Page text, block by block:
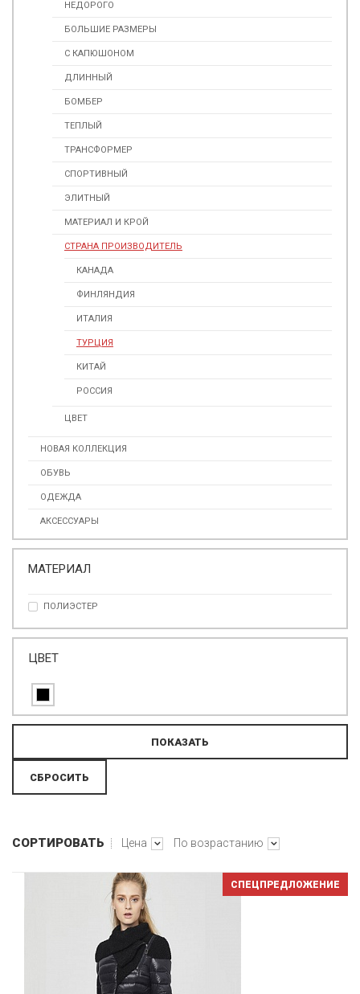
НЕДОРОГО
БОЛЬШИЕ РАЗМЕРЫ
С КАПЮШОНОМ
ДЛИННЫЙ
БОМБЕР
ТЕПЛЫЙ
ТРАНСФОРМЕР
СПОРТИВНЫЙ
ЭЛИТНЫЙ
МАТЕРИАЛ И КРОЙ
СТРАНА ПРОИЗВОДИТЕЛЬ
КАНАДА
ФИНЛЯНДИЯ
ИТАЛИЯ
ТУРЦИЯ
КИТАЙ
РОССИЯ
ЦВЕТ
НОВАЯ КОЛЛЕКЦИЯ
ОБУВЬ
ОДЕЖДА
АКСЕССУАРЫ
МАТЕРИАЛ
ПОЛИЭСТЕР
ЦВЕТ
СОРТИРОВАТЬ Цена По возрастанию
СПЕЦПРЕДЛОЖЕНИЕ